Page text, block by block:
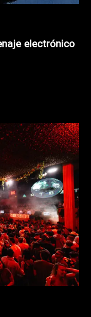
electrónico